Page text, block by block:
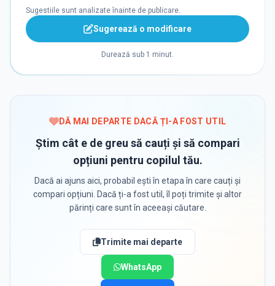
Sugestiile sunt analizate înainte de publicare.
Sugerează o modificare
Durează sub 1 minut.
DĂ MAI DEPARTE DACĂ ȚI-A FOST UTIL
Știm cât e de greu să cauți și să compari
opțiuni pentru copilul tău.
Dacă ai ajuns aici, probabil ești în etapa în care cauți și
compari opțiuni. Dacă ți-a fost util, îl poți trimite și altor
părinți care sunt în aceeași căutare.
Trimite mai departe
WhatsApp